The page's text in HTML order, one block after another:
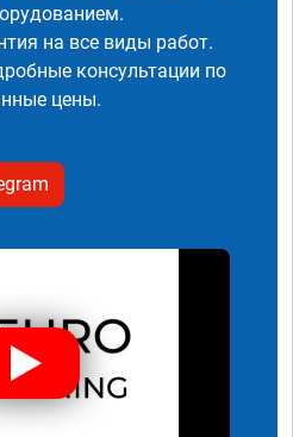
на все виды работ.
консультации по
цены.